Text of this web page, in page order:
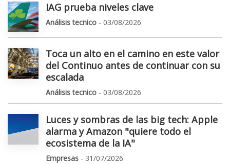
IAG prueba niveles clave
Análisis tecnico - 03/08/2026
Toca un alto en el camino en este valor
del Continuo antes de continuar con su
escalada
Análisis tecnico - 03/08/2026
Luces y sombras de las big tech: Apple
alarma y Amazon "quiere todo el
ecosistema de la IA"
Empresas - 31/07/2026